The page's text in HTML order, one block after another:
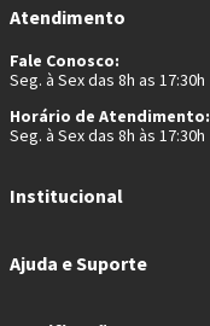
Atendimento
Fale Conosco:
Seg. à Sex das 8h as 17:30h
Horário de Atendimento:
Seg. à Sex das 8h às 17:30h
Institucional
Ajuda e Suporte